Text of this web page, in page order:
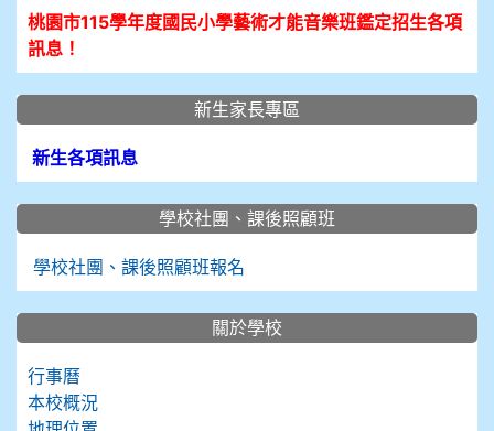
桃園市115學年度國民小學藝術才能音樂班鑑定招生各項
訊息！
新生家長專區
新生各項訊息
學校社團、課後照顧班
學校社團、課後照顧班報名
關於學校
行事曆
本校概況